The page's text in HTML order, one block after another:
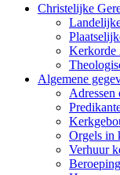
Christelijke
Kerkorde
Algemene
Adressen
Orgels in
Verhuur